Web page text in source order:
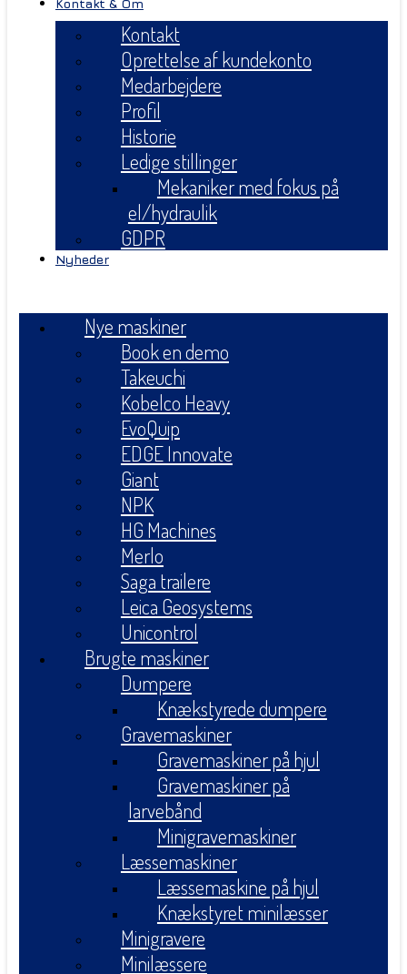
Kontakt & Om
Kontakt
Oprettelse af kundekonto
Medarbejdere
Profil
Historie
Ledige stillinger
Mekaniker med fokus på
el/hydraulik
GDPR
Nyheder
Nye maskiner
Book en demo
Takeuchi
Kobelco Heavy
EvoQuip
EDGE Innovate
Giant
NPK
HG Machines
Merlo
Saga trailere
Leica Geosystems
Unicontrol
Brugte maskiner
Dumpere
Knækstyrede dumpere
Gravemaskiner
Gravemaskiner på hjul
Gravemaskiner på
larvebånd
Minigravemaskiner
Læssemaskiner
Læssemaskine på hjul
Knækstyret minilæsser
Minigravere
Minilæssere